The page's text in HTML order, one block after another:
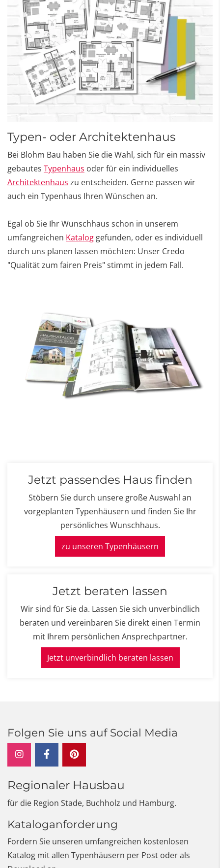
Typen- oder Architektenhaus
Bei Blohm Bau haben Sie die Wahl, sich für ein massiv
gebautes Typenhaus oder für ein individuelles
Architektenhaus zu entscheiden. Gerne passen wir
auch ein Typenhaus Ihren Wünschen an.
Egal ob Sie Ihr Wunschhaus schon in unserem
umfangreichen Katalog gefunden, oder es individuell
durch uns planen lassen möchten: Unser Credo
"Qualität zum fairen Preis" stimmt in jedem Fall.
Jetzt passendes Haus finden
Stöbern Sie durch unsere große Auswahl an
vorgeplanten Typenhäusern und finden Sie Ihr
persönliches Wunschhaus.
zu unseren Typenhäusern
Jetzt beraten lassen
Wir sind für Sie da. Lassen Sie sich unverbindlich
beraten und vereinbaren Sie direkt einen Termin
mit Ihrem persönlichen Ansprechpartner.
Jetzt unverbindlich beraten lassen
Folgen Sie uns auf Social Media
Regionaler Hausbau
für die Region Stade, Buchholz und Hamburg.
Kataloganforderung
Fordern Sie unseren umfangreichen kostenlosen
Katalog mit allen Typenhäusern per Post oder als